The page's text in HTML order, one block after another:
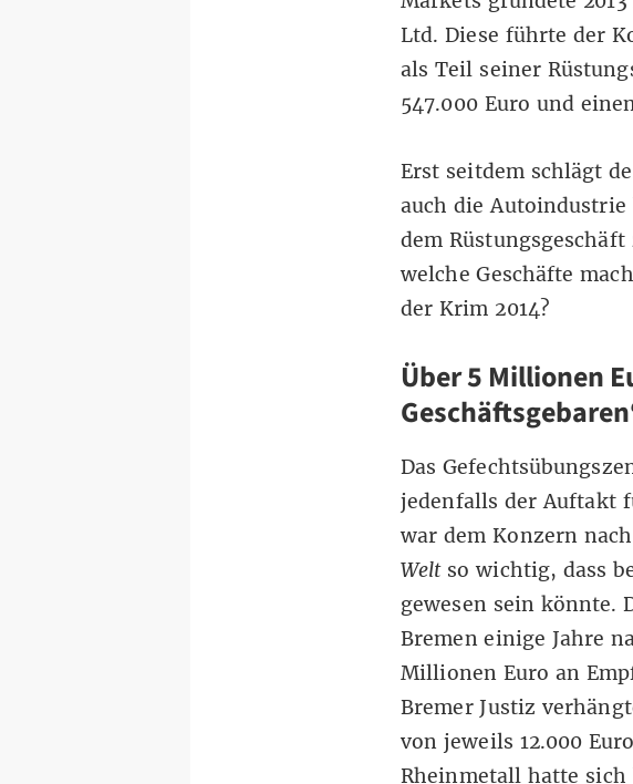
Ltd. Diese führte der
als Teil seiner
547.000 Euro und
Erst seitdem schlägt
auch die
dem
welche Geschäfte
der Krim 2014?
Über 5 Millionen
Das
jedenfalls der Auftakt
war dem Konzern
Weltso wichtig, dass
gewesen sein könnte.
Bremen einige Jahre
Millionen Euro an
Bremer Justiz
von jeweils 12.000
Rheinmetall hatte sich